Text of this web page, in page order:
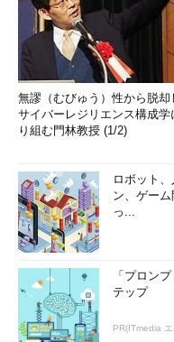
無謬（むびゅう）性から脱却
サイバーレジリエンス構成学
り組む門林教授 (1/2)
ロボット
ン、ゲー
っ...
「プロン
テップ
PR(ITmedia